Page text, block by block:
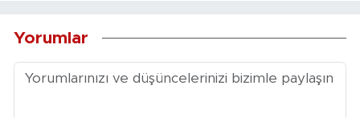
Yorumlar